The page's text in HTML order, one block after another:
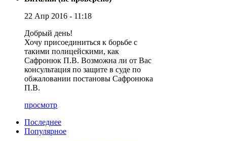
22 Апр 2016 - 11:18
Добрый день!
Хочу присоединиться к борьбе с
такими полицейскими, как
Сафронюк П.В. Возможна ли от Вас
консультация по защите в суде по
обжаловании постановы Сафронюка
П.В.
просмотр
Последнее
Популярное